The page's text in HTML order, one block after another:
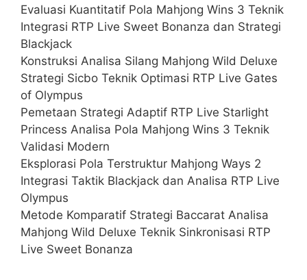
Evaluasi Kuantitatif Pola Mahjong Wins 3 Teknik
Integrasi RTP Live Sweet Bonanza dan Strategi
Blackjack
Konstruksi Analisa Silang Mahjong Wild Deluxe
Strategi Sicbo Teknik Optimasi RTP Live Gates
of Olympus
Pemetaan Strategi Adaptif RTP Live Starlight
Princess Analisa Pola Mahjong Wins 3 Teknik
Validasi Modern
Eksplorasi Pola Terstruktur Mahjong Ways 2
Integrasi Taktik Blackjack dan Analisa RTP Live
Olympus
Metode Komparatif Strategi Baccarat Analisa
Mahjong Wild Deluxe Teknik Sinkronisasi RTP
Live Sweet Bonanza